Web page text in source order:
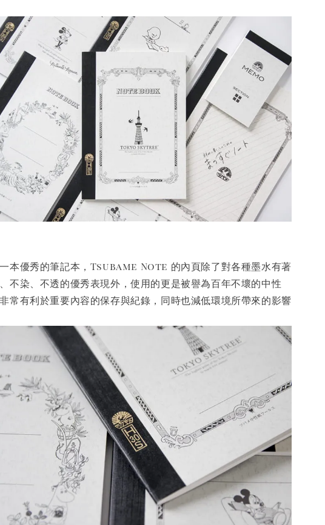
本優秀的筆記本，Tsubame Note 的內頁除了對各種墨水有著
不染、不透的優秀表現外，使用的更是被譽為百年不壞的中性
常有利於重要內容的保存與紀錄，同時也減低環境所帶來的影響